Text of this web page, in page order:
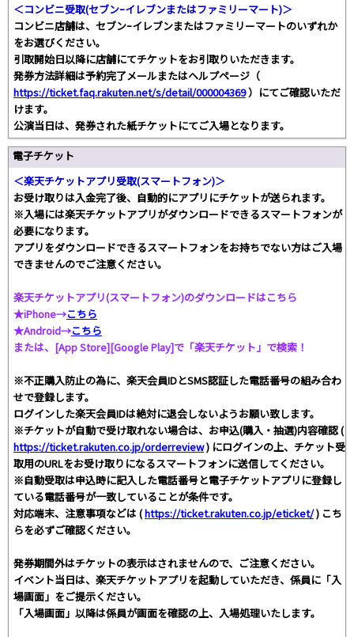
＜コンビニ受取(セブンｰイレブンまたはファミリーマート)＞
コンビニ店舗は、セブンｰイレブンまたはファミリーマートのいずれか
をお選びください。
引取開始日以降に店舗にてチケットをお引取りいただきます。
発券方法詳細は予約完了メールまたはヘルプページ（
https://ticket.faq.rakuten.net/s/detail/000004369）にてご確認いただ
けます。
公演当日は、発券された紙チケットにてご入場となります。
電子チケット
＜楽天チケットアプリ受取(スマートフォン)＞
お受け取りは入金完了後、自動的にアプリにチケットが送られます。
※入場には楽天チケットアプリがダウンロードできるスマートフォンが
必要になります。
アプリをダウンロードできるスマートフォンをお持ちでない方はご入場
できませんのでご注意ください。
楽天チケットアプリ(スマートフォン)のダウンロードはこちら
★iPhone→こちら
★Android→こちら
または、[App Store][Google Play]で「楽天チケット」で検索！
※不正購入防止の為に、楽天会員IDとSMS認証した電話番号の組み合わ
せで登録します。
ログインした楽天会員IDは絶対に退会しないようお願い致します。
※チケットが自動で受け取れない場合は、お申込(購入・抽選)内容確認 (
https://ticket.rakuten.co.jp/orderreview) にログインの上、チケット受
取用のURLをお受け取りになるスマートフォンに送信してください。
※自動受取は申込時に記入した電話番号と電子チケットアプリに登録し
ている電話番号が一致していることが条件です。
対応端末、注意事項などは (https://ticket.rakuten.co.jp/eticket/) こち
らを必ずご確認ください。
発券期間外はチケットの表示はされませんので、ご注意ください。
イベント当日は、楽天チケットアプリを起動していただき、係員に「入
場画面」をご提示ください。
「入場画面」以降は係員が画面を確認の上、入場処理いたします。